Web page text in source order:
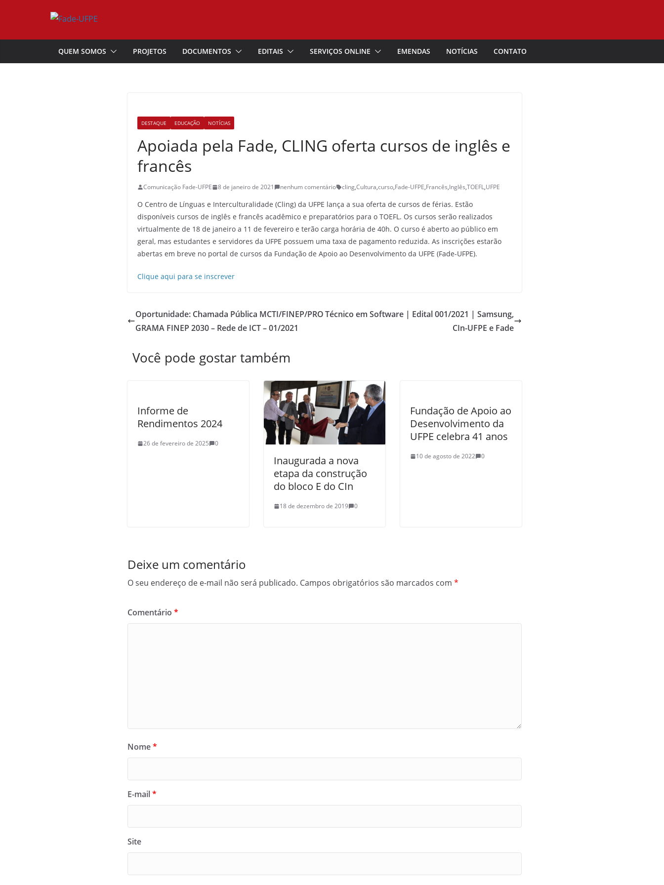
QUEM SOMOS PROJETOS DOCUMENTOS EDITAIS SERVIÇOS ONLINE EMENDAS NOTÍCIAS CONTATO
DESTAQUE EDUCAÇÃO NOTÍCIAS
Apoiada pela Fade, CLING oferta cursos de inglês e
francês
Comunicação Fade-UFPE 8 de janeiro de 2021 nenhum comentário cling,Cultura,curso,Fade-UFPE,Francês,Inglês,TOEFL,UFPE
O Centro de Línguas e Interculturalidade (Cling) da UFPE lança a sua oferta de cursos de férias. Estão
disponíveis cursos de inglês e francês acadêmico e preparatórios para o TOEFL. Os cursos serão realizados
virtualmente de 18 de janeiro a 11 de fevereiro e terão carga horária de 40h. O curso é aberto ao público em
geral, mas estudantes e servidores da UFPE possuem uma taxa de pagamento reduzida. As inscrições estarão
abertas em breve no portal de cursos da Fundação de Apoio ao Desenvolvimento da UFPE (Fade-UFPE).
Clique aqui para se inscrever
Oportunidade: Chamada Pública MCTI/FINEP/PRO
GRAMA FINEP 2030 – Rede de ICT – 01/2021
Técnico em Software | Edital 001/2021 | Samsung,
CIn-UFPE e Fade
Você pode gostar também
Informe de
Rendimentos 2024
26 de fevereiro de 2025 0
Inaugurada a nova
etapa da construção
do bloco E do CIn
18 de dezembro de 2019 0
Fundação de Apoio ao
Desenvolvimento da
UFPE celebra 41 anos
10 de agosto de 2022 0
Deixe um comentário
O seu endereço de e-mail não será publicado. Campos obrigatórios são marcados com *
Comentário *
Nome*
E-mail*
Site